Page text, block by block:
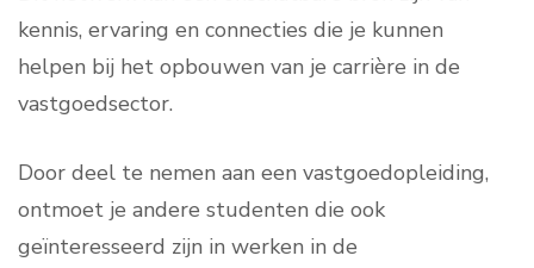
kennis, ervaring en connecties die je kunnen
helpen bij het opbouwen van je carrière in de
vastgoedsector.
Door deel te nemen aan een vastgoedopleiding,
ontmoet je andere studenten die ook
geïnteresseerd zijn in werken in de